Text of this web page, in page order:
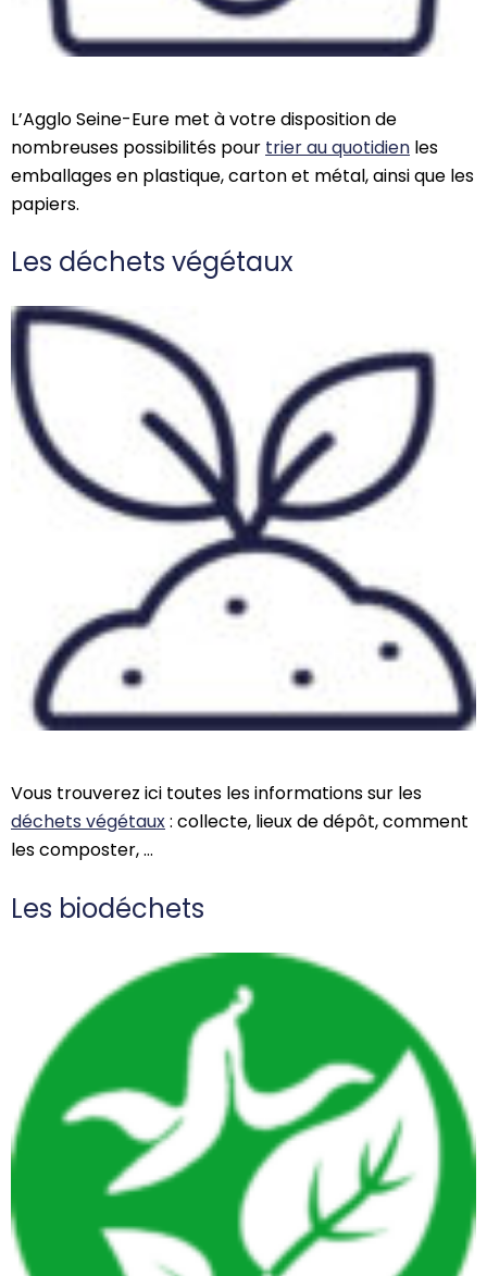
L’Agglo Seine-Eure met à votre disposition de
nombreuses possibilités pour trier au quotidien les
emballages en plastique, carton et métal, ainsi que les
papiers.
Les déchets végétaux
Vous trouverez ici toutes les informations sur les
déchets végétaux: collecte, lieuxde dépôt, comment
les composter, …
Les biodéchets